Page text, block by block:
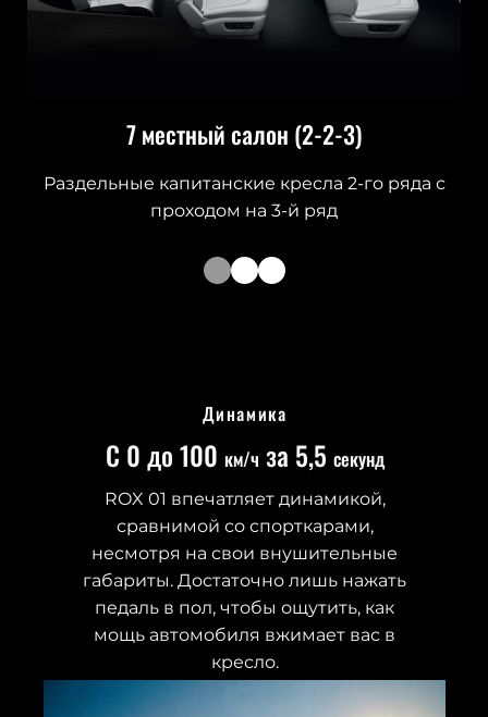
7 местный салон (2-2-3)
Раздельные капитанские кресла 2-го ряда с
проходом на 3-й ряд
Динамика
С 0 до 100 км/ч за 5,5 секунд
ROX 01 впечатляет динамикой,
сравнимой со спорткарами,
несмотря на свои внушительные
габариты. Достаточно лишь нажать
педаль в пол, чтобы ощутить, как
мощь автомобиля вжимает вас в
кресло.